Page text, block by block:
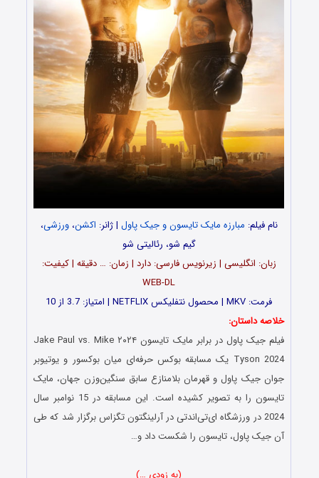
نام فیلم: مبارزه مایک تایسون و جیک پاول | ژانر: اکشن،ورزشی،
گیم‌ شو، رئالیتی‌ شو
زبان: انگلیسی | زیرنویس فارسی: دارد | زمان: … دقیقه | کیفیت:
WEB-DL
فرمت: MKV | محصول نتفلیکس NETFLIX | امتیاز: 3.7 از 10
خلاصه داستان:
فیلم جیک پاول در برابر مایک تایسون ۲۰۲۴ Jake Paul vs. Mike
Tyson 2024 یک مسابقه بوکس حرفه‌ای میان بوکسور و یوتیوبر
جوان جیک پاول و قهرمان بلامنازع سابق سنگین‌وزن جهان، مایک
تایسون را به تصویر کشیده است. این مسابقه در 15 نوامبر سال
2024 در ورزشگاه ای‌تی‌اندتی در آرلینگتون تگزاس برگزار شد که طی
آن جیک پاول، تایسون را شکست داد و…
(به زودی …)